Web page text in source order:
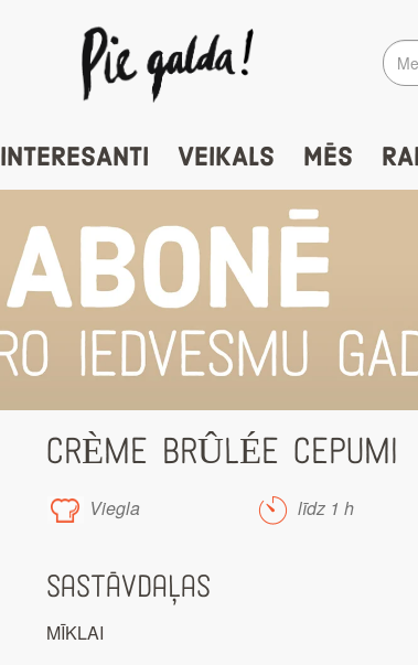
INTERESANTI VEIKALS MĒS
CRÈME BRÛLÉE CEPUMI
Viegla līdz 1 h
Sastāvdaļas
MĪKLAI